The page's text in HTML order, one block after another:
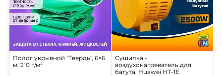
Полог укрывной "Твердь", 6×6
м, 210 г/м²
Сушилка -
воздухонагреватель для
батута, Huawei HT-1E